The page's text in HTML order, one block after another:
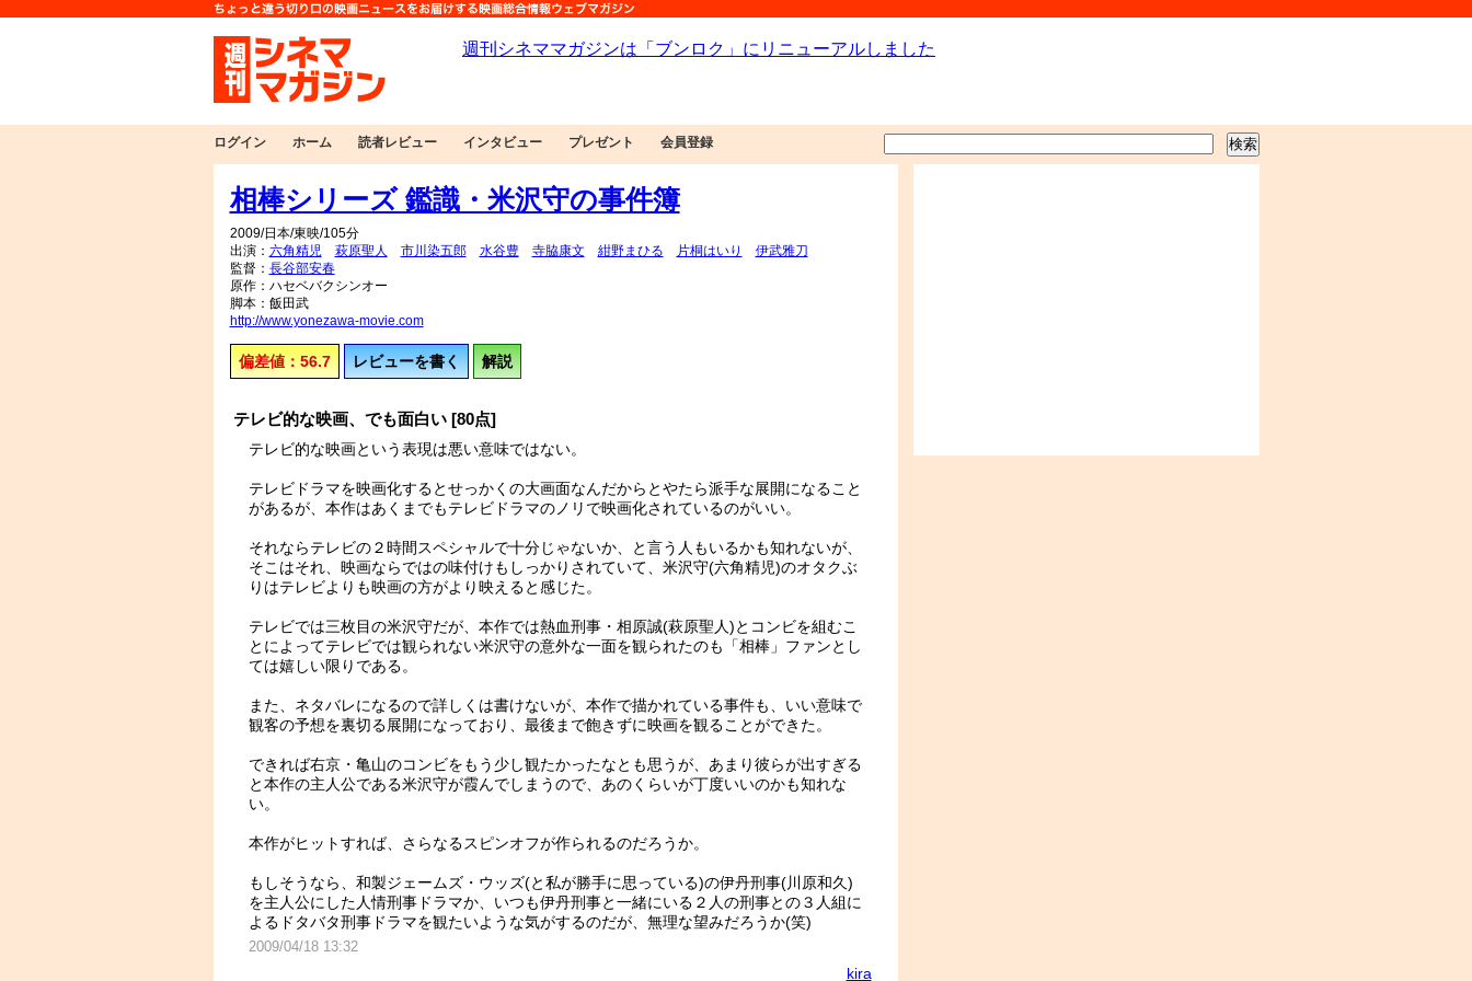
ログイン ホーム 読者レビュー インタビュー プレゼント 会員登録
相棒シリーズ 鑑識・米沢守の事件簿
2009/日本/東映/105分
出演： 六角精児 萩原聖人 市川染五郎 水谷豊 寺脇康文 紺野まひる 片桐はいり
伊武雅刀
監督： 長谷部安春
原作：ハセベバクシンオー
脚本：飯田武
http://www.yonezawa-movie.com
偏差値：56.7 レビューを書く 解説
テレビ的な映画、でも面白い [80点]
テレビ的な映画という表現は悪い意味ではない。
テレビドラマを映画化するとせっかくの大画面なんだからとやたら派手な展開になること
があるが、本作はあくまでもテレビドラマのノリで映画化されているのがいい。
それならテレビの２時間スペシャルで十分じゃないか、と言う人もいるかも知れないが、
そこはそれ、映画ならではの味付けもしっかりされていて、米沢守(六角精児)のオタクぶ
りはテレビよりも映画の方がより映えると感じた。
テレビでは三枚目の米沢守だが、本作では熱血刑事・相原誠(萩原聖人)とコンビを組むこ
とによってテレビでは観られない米沢守の意外な一面を観られたのも「相棒」ファンとし
ては嬉しい限りである。
また、ネタバレになるので詳しくは書けないが、本作で描かれている事件も、いい意味で
観客の予想を裏切る展開になっており、最後まで飽きずに映画を観ることができた。
できれば右京・亀山のコンビをもう少し観たかったなとも思うが、あまり彼らが出すぎる
と本作の主人公である米沢守が霞んでしまうので、あのくらいが丁度いいのかも知れな
い。
本作がヒットすれば、さらなるスピンオフが作られるのだろうか。
もしそうなら、和製ジェームズ・ウッズ(と私が勝手に思っている)の伊丹刑事(川原和久)
を主人公にした人情刑事ドラマか、いつも伊丹刑事と一緒にいる２人の刑事との３人組に
よるドタバタ刑事ドラマを観たいような気がするのだが、無理な望みだろうか(笑)
2009/04/18 13:32
kira